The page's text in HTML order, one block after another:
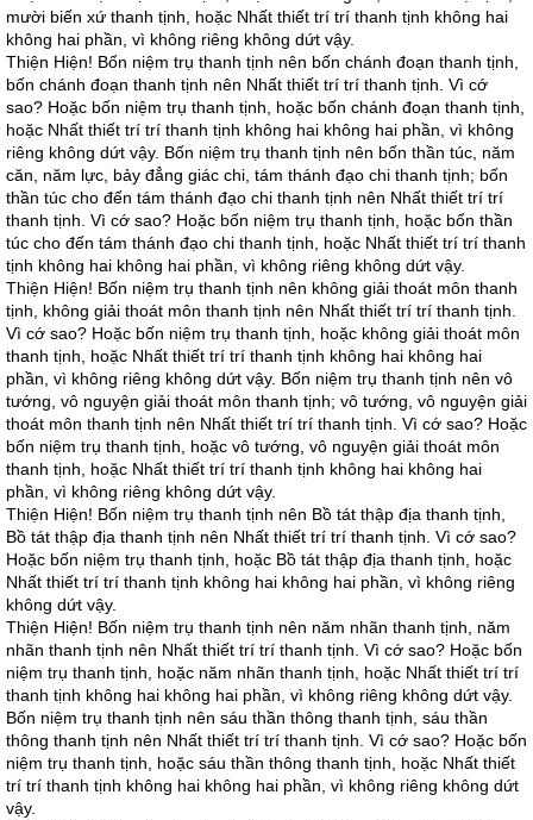
mười biến xứ thanh tịnh, hoặc Nhất thiết trí trí thanh tịnh không hai
không hai phần, vì không riêng không dứt vậy.
Thiện Hiện! Bốn niệm trụ thanh tịnh nên bốn chánh đoạn thanh tịnh,
bốn chánh đoạn thanh tịnh nên Nhất thiết trí trí thanh tịnh. Vì cớ
sao? Hoặc bốn niệm trụ thanh tịnh, hoặc bốn chánh đoạn thanh tịnh,
hoặc Nhất thiết trí trí thanh tịnh không hai không hai phần, vì không
riêng không dứt vậy. Bốn niệm trụ thanh tịnh nên bốn thần túc, năm
căn, năm lực, bảy đẳng giác chi, tám thánh đạo chi thanh tịnh; bốn
thần túc cho đến tám thánh đạo chi thanh tịnh nên Nhất thiết trí trí
thanh tịnh. Vì cớ sao? Hoặc bốn niệm trụ thanh tịnh, hoặc bốn thần
túc cho đến tám thánh đạo chi thanh tịnh, hoặc Nhất thiết trí trí thanh
tịnh không hai không hai phần, vì không riêng không dứt vậy.
Thiện Hiện! Bốn niệm trụ thanh tịnh nên không giải thoát môn thanh
tịnh, không giải thoát môn thanh tịnh nên Nhất thiết trí trí thanh tịnh.
Vì cớ sao? Hoặc bốn niệm trụ thanh tịnh, hoặc không giải thoát môn
thanh tịnh, hoặc Nhất thiết trí trí thanh tịnh không hai không hai
phần, vì không riêng không dứt vậy. Bốn niệm trụ thanh tịnh nên vô
tướng, vô nguyện giải thoát môn thanh tịnh; vô tướng, vô nguyện giải
thoát môn thanh tịnh nên Nhất thiết trí trí thanh tịnh. Vì cớ sao? Hoặc
bốn niệm trụ thanh tịnh, hoặc vô tướng, vô nguyện giải thoát môn
thanh tịnh, hoặc Nhất thiết trí trí thanh tịnh không hai không hai
phần, vì không riêng không dứt vậy.
Thiện Hiện! Bốn niệm trụ thanh tịnh nên Bồ tát thập địa thanh tịnh,
Bồ tát thập địa thanh tịnh nên Nhất thiết trí trí thanh tịnh. Vì cớ sao?
Hoặc bốn niệm trụ thanh tịnh, hoặc Bồ tát thập địa thanh tịnh, hoặc
Nhất thiết trí trí thanh tịnh không hai không hai phần, vì không riêng
không dứt vậy.
Thiện Hiện! Bốn niệm trụ thanh tịnh nên năm nhãn thanh tịnh, năm
nhãn thanh tịnh nên Nhất thiết trí trí thanh tịnh. Vì cớ sao? Hoặc bốn
niệm trụ thanh tịnh, hoặc năm nhãn thanh tịnh, hoặc Nhất thiết trí trí
thanh tịnh không hai không hai phần, vì không riêng không dứt vậy.
Bốn niệm trụ thanh tịnh nên sáu thần thông thanh tịnh, sáu thần
thông thanh tịnh nên Nhất thiết trí trí thanh tịnh. Vì cớ sao? Hoặc bốn
niệm trụ thanh tịnh, hoặc sáu thần thông thanh tịnh, hoặc Nhất thiết
trí trí thanh tịnh không hai không hai phần, vì không riêng không dứt
vậy.